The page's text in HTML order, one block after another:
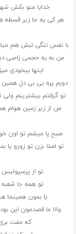
خدایا منو بکش
هر کی یه جا زیر
با نفس تنگی تبش هم
من به یه حجمی زامبی
اینها بیخودی
دورم پره بی بی دل همین
تو گرفتم بیشترینم ولی
من از زیر زمین
صبح پا میشم تو اون
تو اصلا بزن تو زورو
تو از
تو همه جا شعبه
یا بمون همینجا
والا ما قصدمون این
که مفت